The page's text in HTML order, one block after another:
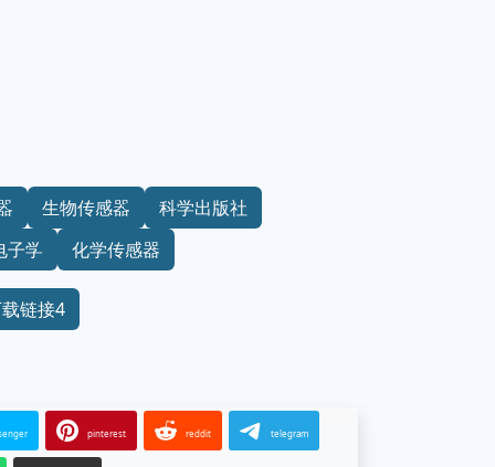
生物传感器
科学出版社
子学
化学传感器
链接4
pinterest reddit telegram